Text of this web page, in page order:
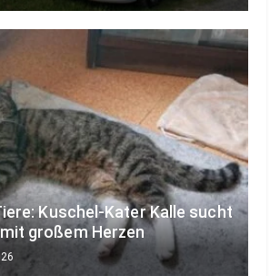
Kuschel-Kater Kalle sucht
großem Herzen